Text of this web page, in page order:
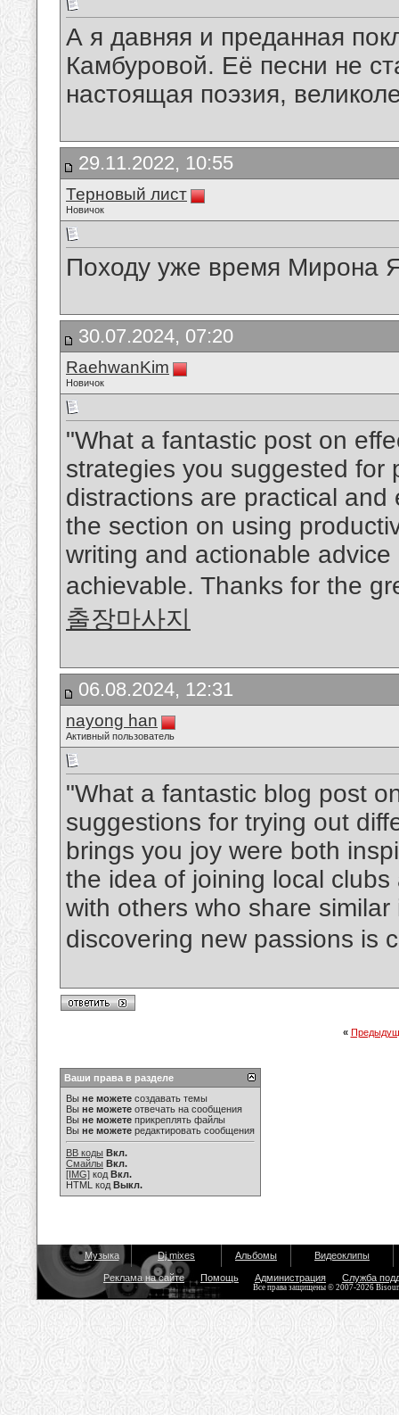
А я давняя и преданная
Камбуровой. Её песни не
настоящая поэзия,
29.11.2022, 10:55
Терновый лист
Новичок
Походу уже время Мирона
30.07.2024, 07:20
RaehwanKim
Новичок
"What a fantastic post on
strategies you suggested for
distractions are practical
the section on using
writing and actionable
achievable. Thanks for the
출장마사지
06.08.2024, 12:31
nayong han
Активный пользователь
"What a fantastic blog post
suggestions for trying out
brings you joy were both
the idea of joining local
with others who share
discovering new passions is
«
Ваши права в разделе
Вы не можете создавать темы
Вы не можете отвечать на сообщения
Вы не можете прикреплять файлы
Вы не можете редактировать сообщения
BB коды Вкл.
Смайлы Вкл.
[IMG] код Вкл.
HTML код Выкл.
Музыка Dj mixes Альбомы Видеоклипы
Реклама на сайте Помощь Администрация Служба
Все права защищены © 2007-2026